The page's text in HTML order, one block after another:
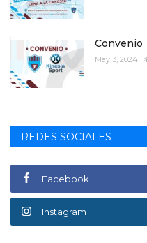
Convenio
May 3, 2024
REDES SOCIALES
Facebook
Instagram